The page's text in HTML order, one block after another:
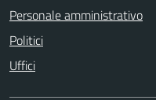
Personale amministrativo
Politici
Uffici